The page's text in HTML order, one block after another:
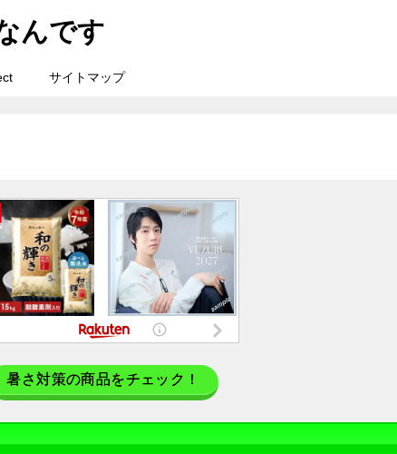
んです
サイトマップ
暑さ対策の商品をチェック！